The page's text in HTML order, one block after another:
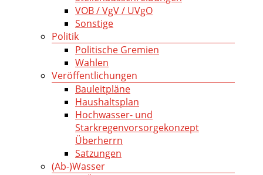
VOB / VgV / UVgO
Sonstige
Politik
Politische Gremien
Wahlen
Veröffentlichungen
Bauleitpläne
Haushaltsplan
Hochwasser- und
Starkregenvorsorgekonzept
Überherrn
Satzungen
(Ab-)Wasser